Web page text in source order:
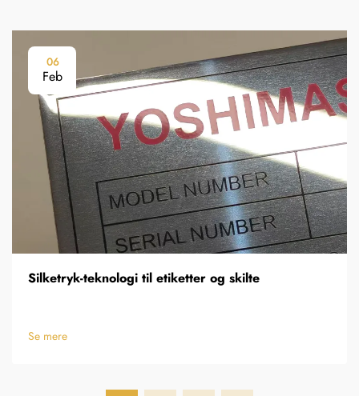
06
Feb
Silketryk-teknologi til etiketter og skilte
Se mere